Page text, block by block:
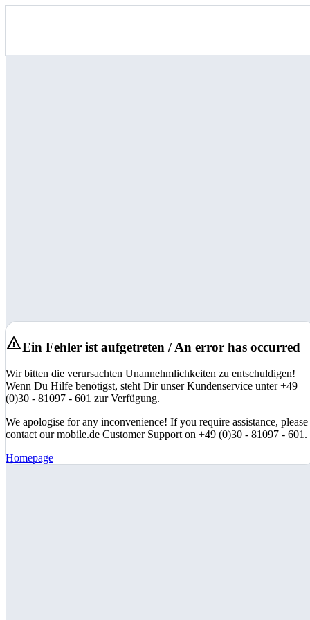
Ein Fehler ist aufgetreten / An error has occurred
Wir bitten die verursachten Unannehmlichkeiten zu entschuldigen!
Wenn Du Hilfe benötigst, steht Dir unser Kundenservice unter +49
(0)30 - 81097 - 601 zur Verfügung.
We apologise for any inconvenience! If you require assistance, please
contact our mobile.de Customer Support on +49 (0)30 - 81097 - 601.
Homepage